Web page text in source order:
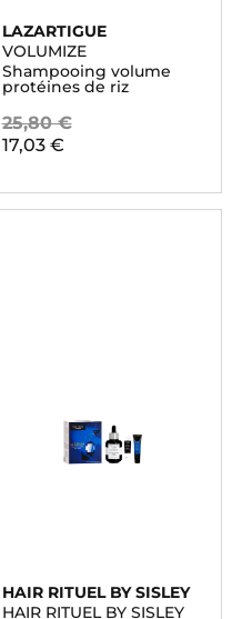
LAZARTIGUE
VOLUMIZE
Shampooing volume
protéines de riz
25,80 €
17,03 €
HAIR RITUEL BY SISLEY
HAIR RITUEL BY SISLEY